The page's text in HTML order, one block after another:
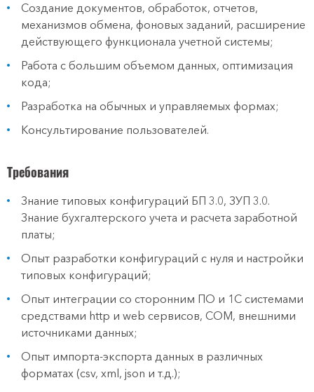
Создание документов, обработок, отчетов,
механизмов обмена, фоновых заданий, расширение
действующего функционала учетной системы;
Работа с большим объемом данных, оптимизация
кода;
Разработка на обычных и управляемых формах;
Консультирование пользователей.
Требования
Знание типовых конфигураций БП 3.0, ЗУП 3.0.
Знание бухгалтерского учета и расчета заработной
платы;
Опыт разработки конфигураций с нуля и настройки
типовых конфигураций;
Опыт интеграции со сторонним ПО и 1С системами
средствами http и web сервисов, COM, внешними
источниками данных;
Опыт импорта-экспорта данных в различных
форматах (csv, xml, json и т.д.);